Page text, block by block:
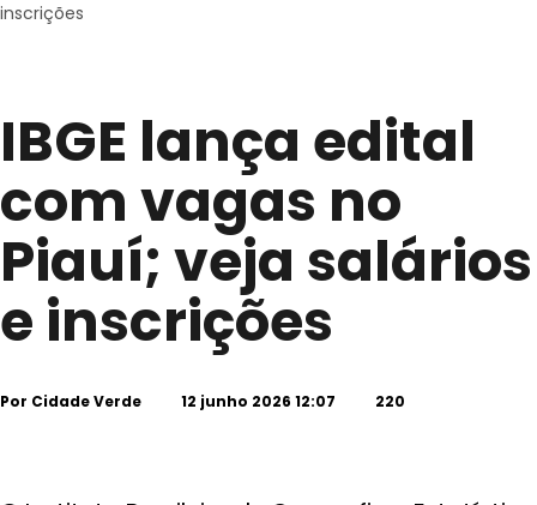
inscrições
IBGE lança edital
com vagas no
Piauí; veja salários
e inscrições
Por Cidade Verde 12 junho 2026 12:07 220